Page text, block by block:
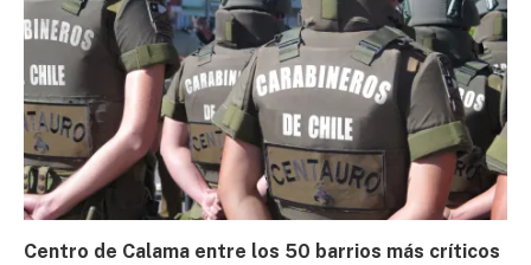
Centro de Calama entre los 50 barrios más críticos